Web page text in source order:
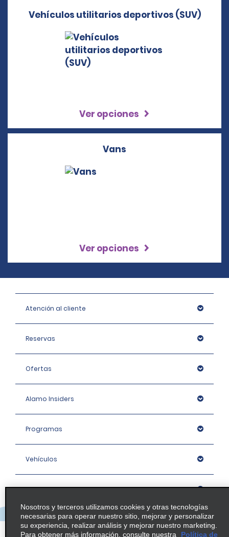
Vehículos utilitarios deportivos (SUV)
Ver opciones
Vans
Ver opciones
Atención al cliente
Reservas
Ofertas
Alamo Insiders
Programas
Vehículos
Oficinas
Empresa
Nosotros y terceros utilizamos cookies y otras tecnologías
necesarias para operar nuestro sitio, mejorar y personalizar
su experiencia, realizar análisis y mejorar nuestro marketing.
Para obtener más información, consulte nuestra
Política de